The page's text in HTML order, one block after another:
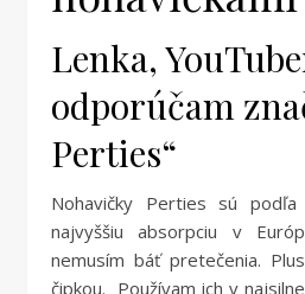
Lenka,
odporúčam
Perties“
Nohavičky Perties sú
najvyššiu absorpciu v
nemusím báť pretečenia.
čipkou. Používam ich v